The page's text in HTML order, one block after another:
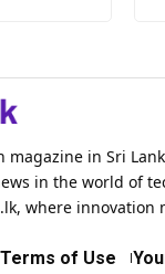
magazine in Sri
in the world of
where innovation
Terms of Use